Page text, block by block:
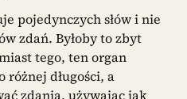
pojedynczych słów i nie
zdań. Byłoby to zbyt
tego, ten organ
różnej długości, a
zdania, używając jak